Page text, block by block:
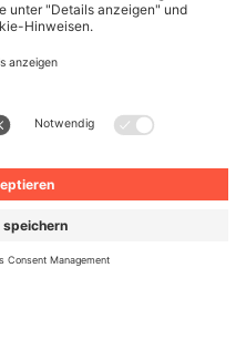
AGB